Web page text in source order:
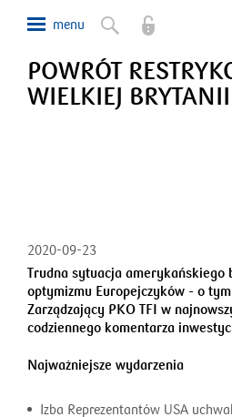
POWRÓT
WIELKIEJ BRYTANII
2020-09-23
Trudna sytuacja amerykańskiego
optymizmu Europejczyków - o
Zarządzający PKO TFI w
codziennego komentarza
Najważniejsze wydarzenia
Izba Reprezentantów USA